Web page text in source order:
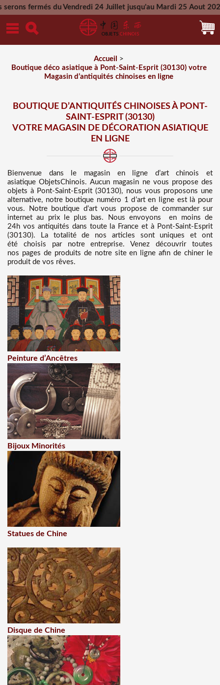
du Vendredi 24 Juillet jusqu'au Mardi 25 Aout 2026 -
Mercredi 26 Aout 2026
Accueil
>
Boutique déco asiatique à Pont-Saint-Esprit (30130) votre
Magasin d’antiquités chinoises en ligne
BOUTIQUE D’ANTIQUITÉS CHINOISES À PONT-
SAINT-ESPRIT (30130)
VOTRE MAGASIN DE DÉCORATION ASIATIQUE
EN LIGNE
Bienvenue dans
le magasin en ligne d’art chinois et
asiatiqueObjetsChinois. Aucun magasin ne vous propose des
objets à Pont-Saint-Esprit (30130), nous vous proposons une
alternative, notre boutique numéro 1 d’art en ligne est là pour
vous. Notre boutique d’art vous propose de commander sur
internet au prix le plus bas. Nous envoyons en moins de
24h vos antiquités dans toute la France et à Pont-Saint-Esprit
(30130). La totalité de nos articles sont uniques et ont
été choisis par notre entreprise. Venez découvrir toutes
nos pages de produits de notre site en ligne afin de chiner le
produit de vos rêves.
Peinture d’Ancêtres
Bijoux Minorités
Statues de Chine
Disque de Chine